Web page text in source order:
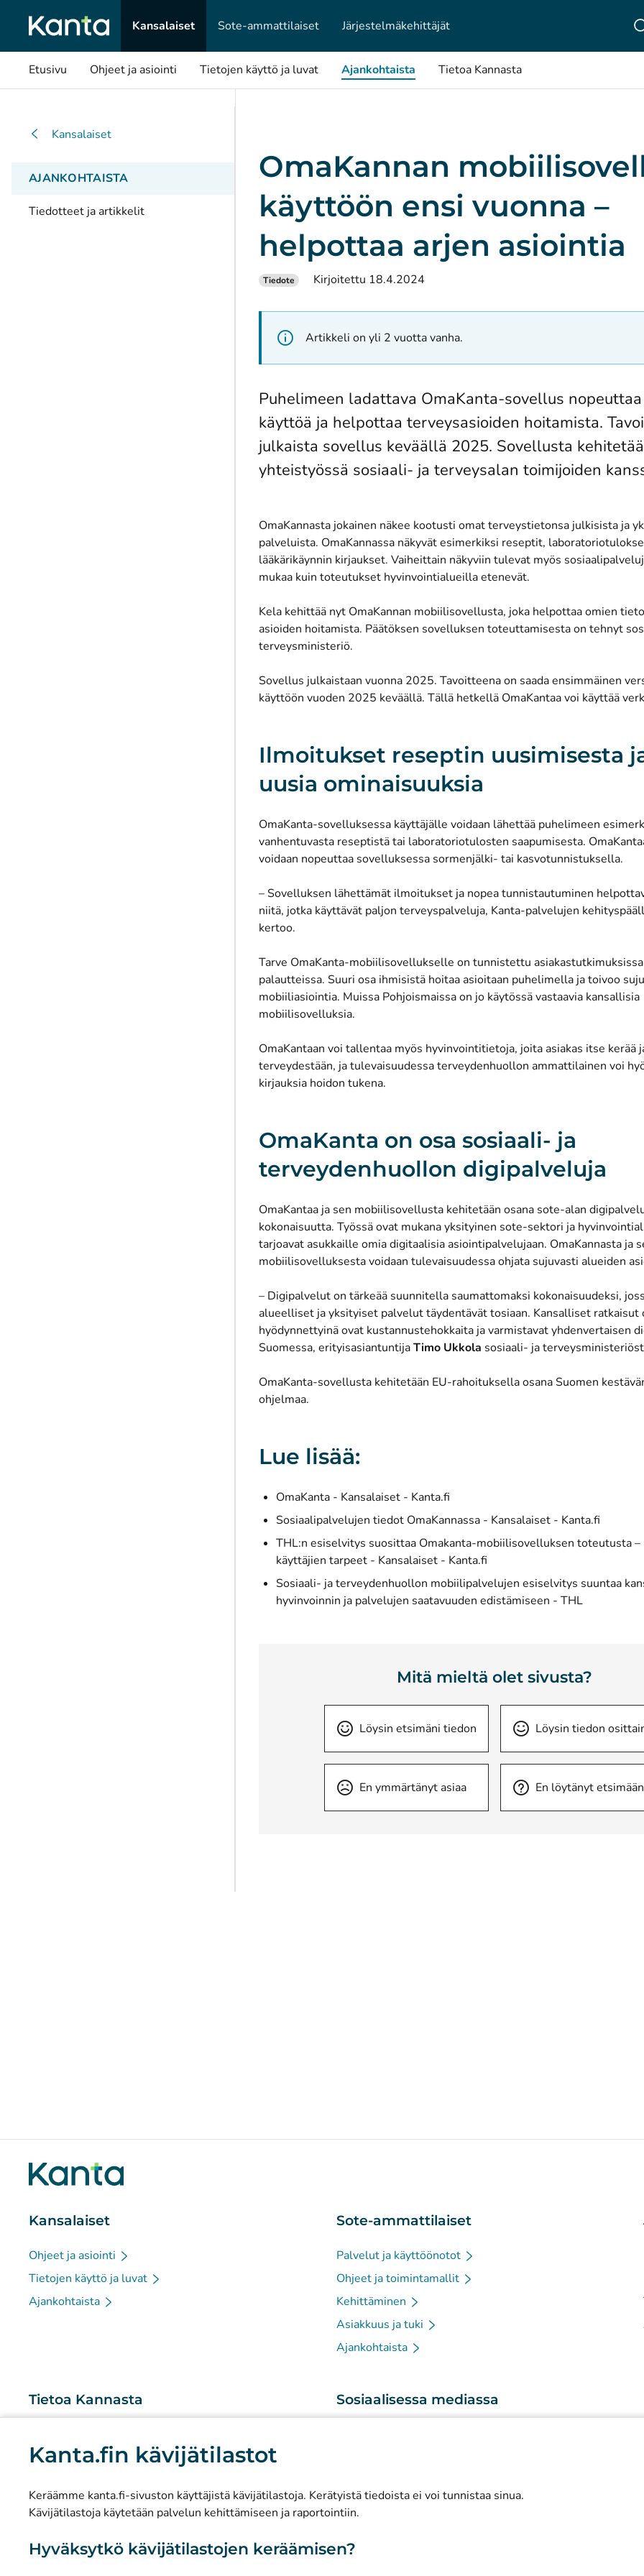
Kanta.fin kävijätilastot
Keräämme kanta.fi-sivuston käyttäjistä kävijätilastoja. Kerätyistä tiedoista ei voi tunnistaa sinua.
Kävijätilastoja käytetään palvelun kehittämiseen ja raportointiin.
Hyväksytkö kävijätilastojen keräämisen?
Kansalaiset
Sote-ammattilaiset Järjestelmä­kehittäjät
Etusivu Ohjeet ja asiointi Tietojen käyttö ja luvat Ajankohtaista Tietoa Kannasta
Kansalaiset
AJANKOHTAISTA
Tiedotteet ja artikkelit
OmaKannan
käyttöön ensi vuonna –
helpottaa arjen asiointia
Tiedote Kirjoitettu 18.4.2024
Artikkeli on yli 2 vuotta vanha.
Puhelimeen ladattava OmaKanta-sovellus
käyttöä ja helpottaa terveysasioiden hoitamista.
julkaista sovellus keväällä 2025. Sovellusta
yhteistyössä sosiaali- ja terveysalan toimijoiden
OmaKannasta jokainen näkee kootusti omat terveystietonsa julkisista ja
palveluista. OmaKannassa näkyvät esimerkiksi reseptit,
lääkärikäynnin kirjaukset. Vaiheittain näkyviin tulevat myös
mukaa kuin toteutukset hyvinvointialueilla etenevät.
Kela kehittää nyt OmaKannan mobiilisovellusta, joka helpottaa omien
asioiden hoitamista. Päätöksen sovelluksen toteuttamisesta on tehnyt
terveysministeriö.
Sovellus julkaistaan vuonna 2025. Tavoitteena on saada ensimmäinen
käyttöön vuoden 2025 keväällä. Tällä hetkellä OmaKantaa voi käyttää
Ilmoitukset reseptin uusimisesta
uusia ominaisuuksia
OmaKanta-sovelluksessa käyttäjälle voidaan lähettää puhelimeen
vanhentuvasta reseptistä tai laboratoriotulosten saapumisesta.
voidaan nopeuttaa sovelluksessa sormenjälki- tai kasvotunnistuksella.
– Sovelluksen lähettämät ilmoitukset ja nopea tunnistautuminen
niitä, jotka käyttävät paljon terveyspalveluja, Kanta-palvelujen
kertoo.
Tarve OmaKanta-mobiilisovellukselle on tunnistettu
palautteissa. Suuri osa ihmisistä hoitaa asioitaan puhelimella ja toivoo
mobiiliasiointia. Muissa Pohjoismaissa on jo käytössä vastaavia kansallisia
mobiilisovelluksia.
OmaKantaan voi tallentaa myös hyvinvointitietoja, joita asiakas itse kerää
terveydestään, ja tulevaisuudessa terveydenhuollon ammattilainen voi
kirjauksia hoidon tukena.
OmaKanta on osa sosiaali- ja
terveydenhuollon digipalveluja
OmaKantaa ja sen mobiilisovellusta kehitetään osana sote-alan
kokonaisuutta. Työssä ovat mukana yksityinen sote-sektori ja
tarjoavat asukkaille omia digitaalisia asiointipalvelujaan. OmaKannasta ja
mobiilisovelluksesta voidaan tulevaisuudessa ohjata sujuvasti alueiden
– Digipalvelut on tärkeää suunnitella saumattomaksi kokonaisuudeksi,
alueelliset ja yksityiset palvelut täydentävät tosiaan. Kansalliset ratkaisut
hyödynnettyinä ovat kustannustehokkaita ja varmistavat yhdenvertaisen
Suomessa, erityisasiantuntijaTimo Ukkola sosiaali- ja
OmaKanta-sovellusta kehitetään EU-rahoituksella osana Suomen
ohjelmaa.
Lue lisää:
OmaKanta - Kansalaiset - Kanta.fi
Sosiaalipalvelujen tiedot OmaKannassa - Kansalaiset - Kanta.fi
THL:n esiselvitys suosittaa Omakanta-mobiilisovelluksen toteutusta –
käyttäjien tarpeet - Kansalaiset - Kanta.fi
Sosiaali- ja terveydenhuollon mobiilipalvelujen esiselvitys suuntaa
hyvinvoinnin ja palvelujen saatavuuden edistämiseen - THL(avautuu
Mitä mieltä olet sivusta?
Löysin etsimäni tiedon Löysin tiedon
En ymmärtänyt asiaa En löytänyt
Kansalaiset
Ohjeet ja asiointi
Tietojen käyttö ja luvat
Ajankohtaista
Sote-ammattilaiset
Palvelut ja käyttöönotot
Ohjeet ja toimintamallit
Kehittäminen
Asiakkuus ja tuki
Ajankohtaista
Tietoa Kannasta
Tutkimus ja tiedolla johtaminen
Tietosuoja ja saavutettavuus
Viestintä ja sosiaalinen media
Sosiaalisessa mediassa